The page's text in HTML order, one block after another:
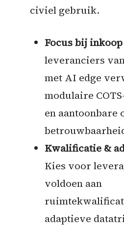
civiel gebruik.
Focus bij inkoop
leveranciers
met AI edge
modulaire
en aantoonbare
Kwalificatie &
Kies voor
voldoen aan
adaptieve